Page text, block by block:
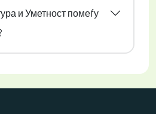
и Уметност помеѓу